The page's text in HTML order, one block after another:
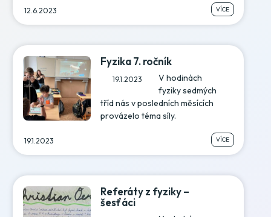
12.6.2023 VÍCE
Fyzika 7. ročník
19.1.2023
V hodinách
fyziky sedmých
tříd nás v posledních měsících
provázelo téma síly.
19.1.2023 VÍCE
Referáty z fyziky –
šesťáci